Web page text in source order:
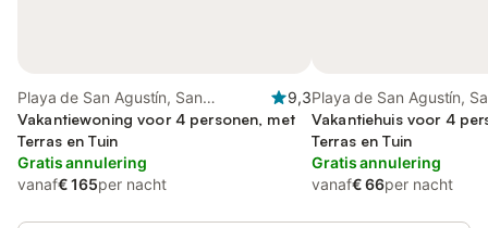
Playa de San Agustín, San
Bartolomé de Tirajana
9,3
Vakantiewoning voor 4 personen, met
Terras en Tuin
Gratis annulering
vanaf€ 165per nacht
Playa de San Agustín,
Bartolomé de Tirajana
Vakantiehuis voor 4
Terras en Tuin
Gratis annulering
vanaf€ 66per nacht